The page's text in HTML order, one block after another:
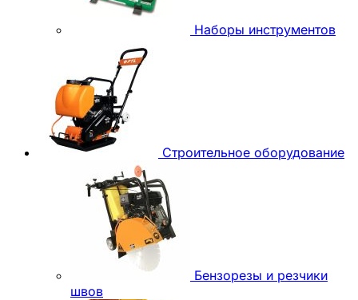
Наборы инструментов
Строительное оборудование
Бензорезы и резчики
швов